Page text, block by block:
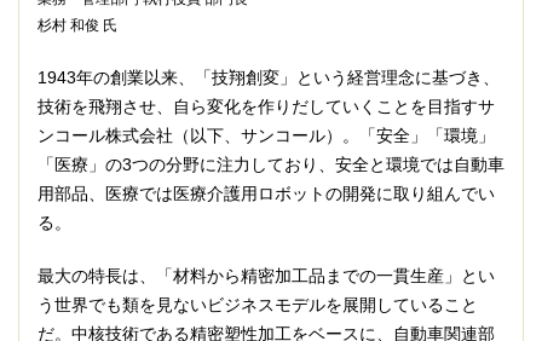
杉村 和俊 氏
1943年の創業以来、「技翔創変」という経営理念に基づき、
技術を飛翔させ、自ら変化を作りだしていくことを目指すサ
ンコール株式会社（以下、サンコール）。「安全」「環境」
「医療」の3つの分野に注力しており、安全と環境では自動車
用部品、医療では医療介護用ロボットの開発に取り組んでい
る。
最大の特長は、「材料から精密加工品までの一貫生産」とい
う世界でも類を見ないビジネスモデルを展開していること
だ。中核技術である精密塑性加工をベースに、自動車関連部